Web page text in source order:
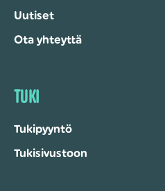
Uutiset
Ota yhteyttä
TUKI
Tukipyyntö
Tukisivustoon